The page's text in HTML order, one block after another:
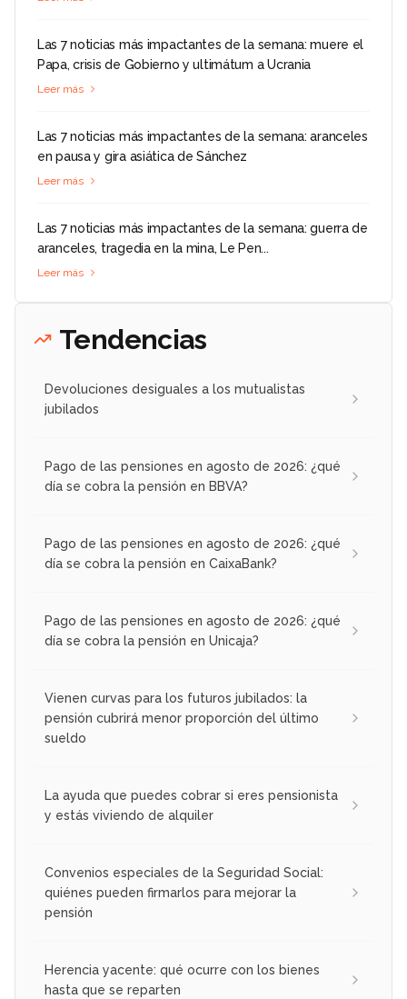
Las 7 noticias más impactantes de la semana: muere el
Papa, crisis de Gobierno y ultimátum a Ucrania
Leer más
Las 7 noticias más impactantes de la semana: aranceles
en pausa y gira asiática de Sánchez
Leer más
Las 7 noticias más impactantes de la semana: guerra de
aranceles, tragedia en la mina, Le Pen...
Leer más
Tendencias
Devoluciones desiguales a los mutualistas
jubilados
Pago de las pensiones en agosto de 2026: ¿qué
día se cobra la pensión en BBVA?
Pago de las pensiones en agosto de 2026: ¿qué
día se cobra la pensión en CaixaBank?
Pago de las pensiones en agosto de 2026: ¿qué
día se cobra la pensión en Unicaja?
Vienen curvas para los futuros jubilados: la
pensión cubrirá menor proporción del último
sueldo
La ayuda que puedes cobrar si eres pensionista
y estás viviendo de alquiler
Convenios especiales de la Seguridad Social:
quiénes pueden firmarlos para mejorar la
pensión
Herencia yacente: qué ocurre con los bienes
hasta que se reparten